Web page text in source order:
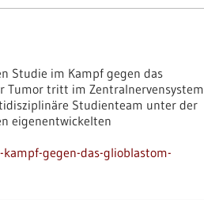
Studie im Kampf gegen das
Tumor tritt im Zentralnervensystem
Studienteam unter der
eigenentwickelten
gegen-das-glioblastom-